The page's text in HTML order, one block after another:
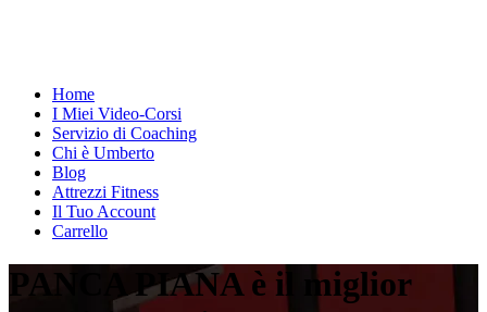
Home
I Miei Video-Corsi
Servizio di Coaching
Chi è Umberto
Blog
Attrezzi Fitness
Il Tuo Account
Carrello
PANCA PIANA è il miglior